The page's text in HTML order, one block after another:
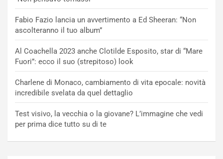
Fabio Fazio lancia un avvertimento a Ed Sheeran: “Non
ascolteranno il tuo album”
Al Coachella 2023 anche Clotilde Esposito, star di “Mare
Fuori”: ecco il suo (strepitoso) look
Charlene di Monaco, cambiamento di vita epocale: novità
incredibile svelata da quel dettaglio
Test visivo, la vecchia o la giovane? L’immagine che vedi
per prima dice tutto su di te